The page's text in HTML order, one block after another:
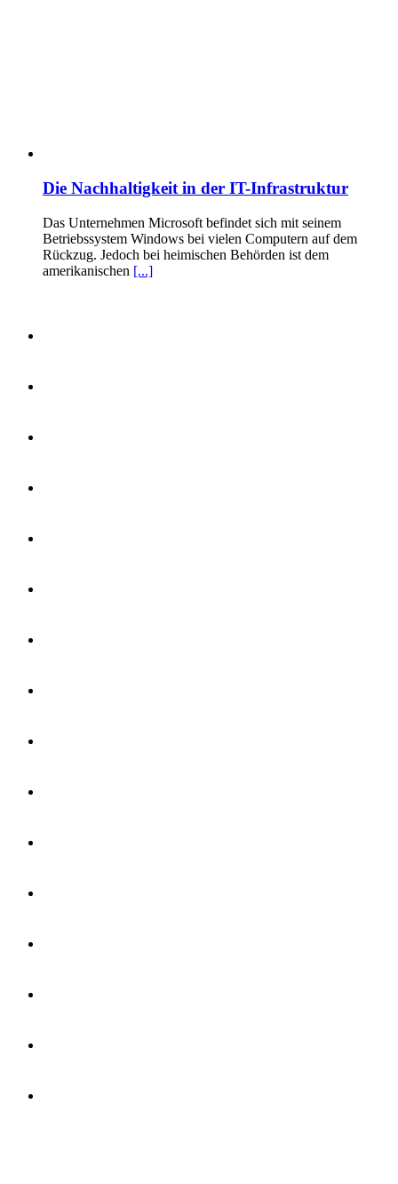
Die Nachhaltigkeit in der IT-Infrastruktur
Das Unternehmen Microsoft befindet sich mit seinem
Betriebssystem Windows bei vielen Computern auf dem
Rückzug. Jedoch bei heimischen Behörden ist dem
amerikanischen [...]